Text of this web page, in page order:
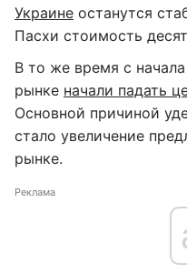
Украине останутся
Пасхи стоимость
В то же время с
рынке начали падать
Основной причиной
стало увеличение
рынке.
Реклама